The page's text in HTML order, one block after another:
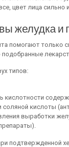
цвет лица сильно
желудка и
помогают только
типов:
кислотности
соляной кислоты
выработки
подтвержденной